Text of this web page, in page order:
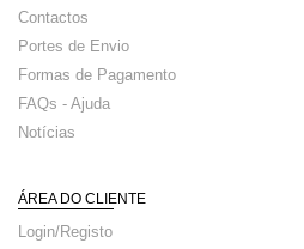
Contactos
Portes de Envio
Formas de Pagamento
FAQs - Ajuda
Notícias
ÁREA DO CLIENTE
Login/Registo